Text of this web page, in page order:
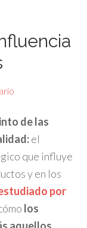
de las
el
que influye
y en los
por
los